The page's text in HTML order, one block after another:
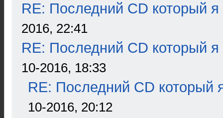
RE: Последний CD который я
2016, 22:41
RE: Последний CD который я
10-2016, 18:33
RE: Последний CD который
10-2016, 20:12